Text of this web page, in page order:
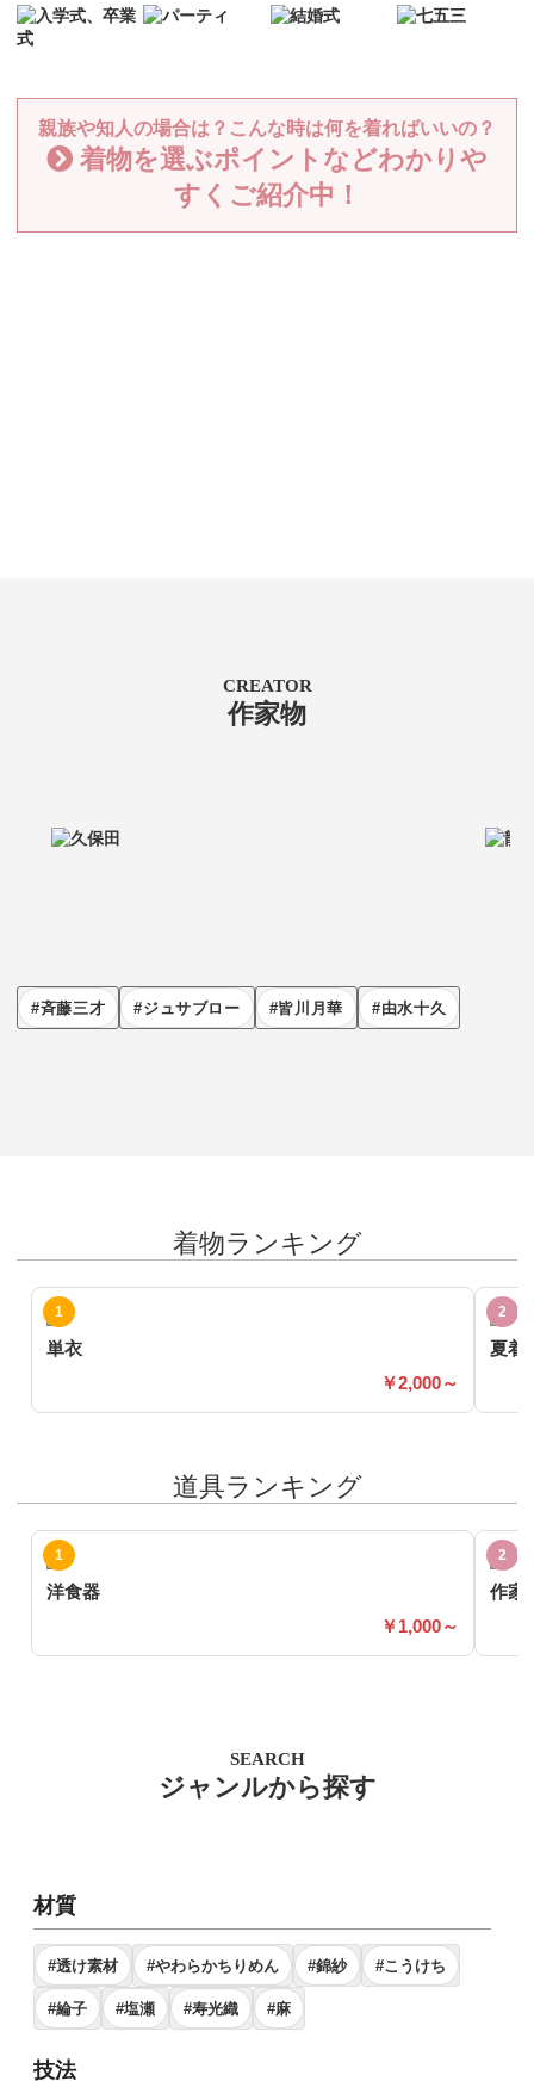
親族や知人の場合は？こんな時は何を着ればいいの？
着物を選ぶポイントなどわかりや
すくご紹介中！
CREATOR
作家物
斉藤三才 ジュサブロー 皆川月華 由水十久
着物ランキング
単衣
2,000～
夏着
道具ランキング
洋食器
1,000～
作家
SEARCH
ジャンルから探す
材質
#透け素材 #やわらかちりめん #錦紗 #こうけち
#綸子 #塩瀬 #寿光織 #麻
技法